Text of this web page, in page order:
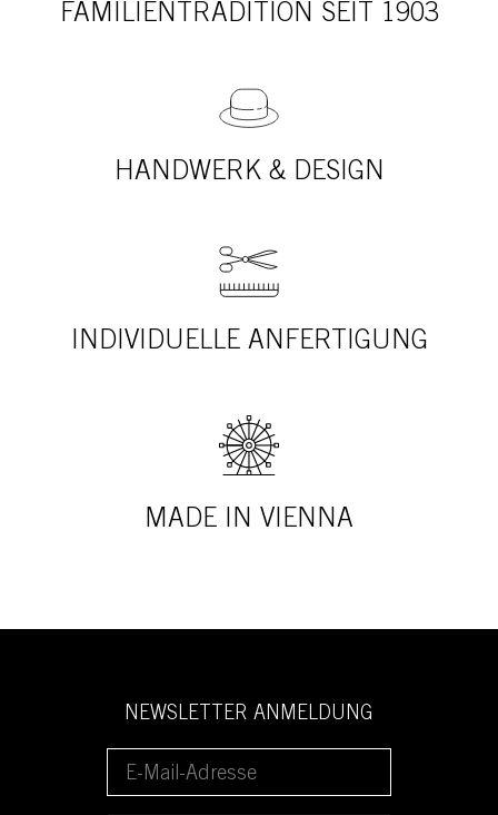
FAMILIENTRADITION SEIT 1903
HANDWERK & DESIGN
INDIVIDUELLE ANFERTIGUNG
MADE IN VIENNA
NEWSLETTER ANMELDUNG